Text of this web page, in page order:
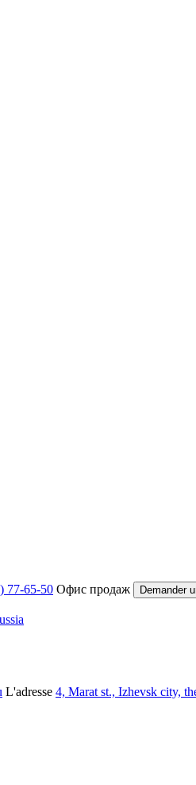
77-65-50 Офис продаж Demander
L'adresse 4, Marat st., Izhevsk city,